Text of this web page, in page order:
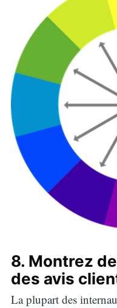
8. Montrez
des avis
La plupart des